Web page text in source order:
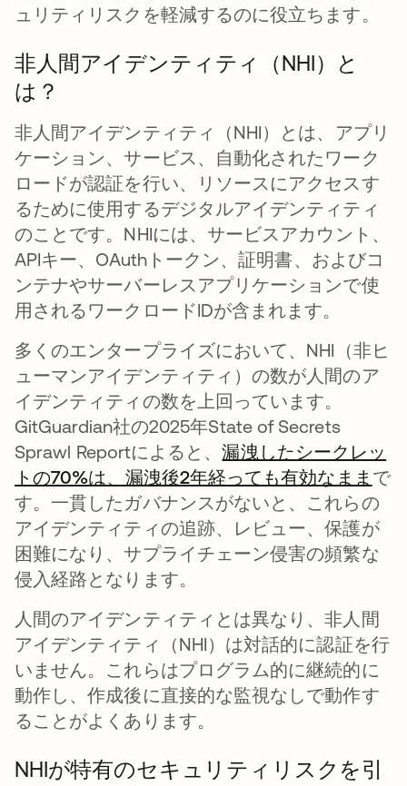
ュリティリスクを軽減するのに役立ちます。
非人間アイデンティティ（NHI）と
は？
非人間アイデンティティ（NHI）とは、アプリ
ケーション、サービス、自動化されたワーク
ロードが認証を行い、リソースにアクセスす
るために使用するデジタルアイデンティティ
のことです。NHIには、サービスアカウント、
APIキー、OAuthトークン、証明書、およびコ
ンテナやサーバーレスアプリケーションで使
用されるワークロードIDが含まれます。
多くのエンタープライズにおいて、NHI（非ヒ
ューマンアイデンティティ）の数が人間のア
イデンティティの数を上回っています。
GitGuardian社の2025年State of Secrets
Sprawl Reportによると、漏洩したシークレッ
トの70%は、漏洩後2年経っても有効なまま 新
で
す。一貫したガバナンスがないと、これらの
アイデンティティの追跡、レビュー、保護が
困難になり、サプライチェーン侵害の頻繁な
侵入経路となります。
人間のアイデンティティとは異なり、非人間
アイデンティティ（NHI）は対話的に認証を行
いません。これらはプログラム的に継続的に
動作し、作成後に直接的な監視なしで動作す
ることがよくあります。
NHIが特有のセキュリティリスクを引